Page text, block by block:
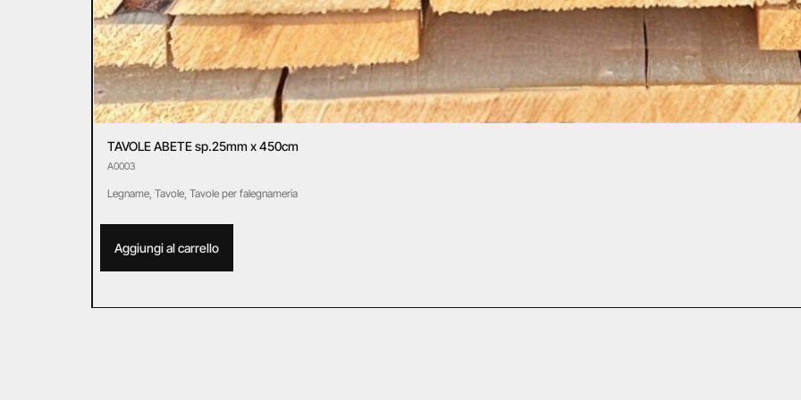
TAVOLE ABETE sp.25mm x 450cm
A0003
Legname, Tavole, Tavole per falegnameria
Aggiungi al carrello